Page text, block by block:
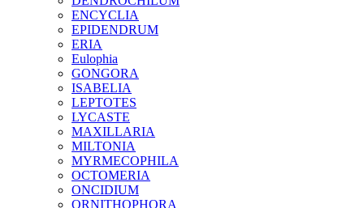
ENCYCLIA
EPIDENDRUM
ERIA
Eulophia
GONGORA
ISABELIA
LEPTOTES
LYCASTE
MAXILLARIA
MILTONIA
MYRMECOPHILA
OCTOMERIA
ONCIDIUM
ORNITHOPHORA